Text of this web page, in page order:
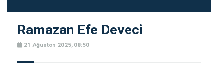
Ramazan Efe Deveci
21 Ağustos 2025, 08:50